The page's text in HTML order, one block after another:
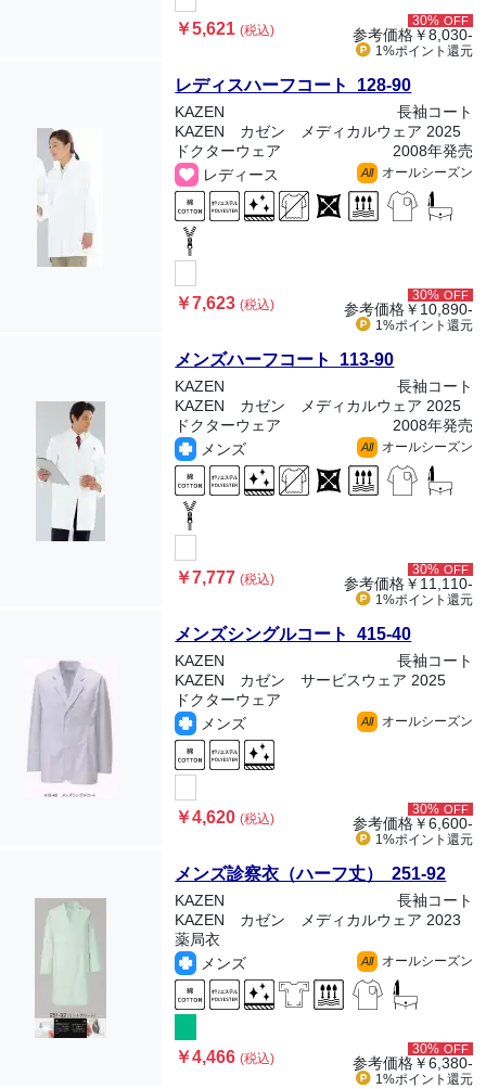
￥5,621(税込)
30% OFF
参考価格￥8,030-
1%ポイント 還元
レディスハーフコート 128-90
KAZEN
長袖コート
KAZEN カゼン メディカルウェア 2025
ドクターウェア
2008年発売
レディース
All オールシーズン
￥7,623(税込)
30% OFF
参考価格￥10,890-
1%ポイント 還元
メンズハーフコート 113-90
KAZEN
長袖コート
KAZEN カゼン メディカルウェア 2025
ドクターウェア
2008年発売
メンズ
All オールシーズン
￥7,777(税込)
30% OFF
参考価格￥11,110-
1%ポイント 還元
メンズシングルコート 415-40
KAZEN
長袖コート
KAZEN カゼン サービスウェア 2025
ドクターウェア
メンズ
All オールシーズン
￥4,620(税込)
30% OFF
参考価格￥6,600-
1%ポイント 還元
メンズ診察衣（ハーフ丈） 251-92
KAZEN
長袖コート
KAZEN カゼン メディカルウェア 2023
薬局衣
メンズ
All オールシーズン
￥4,466(税込)
30% OFF
参考価格￥6,380-
1%ポイント 還元